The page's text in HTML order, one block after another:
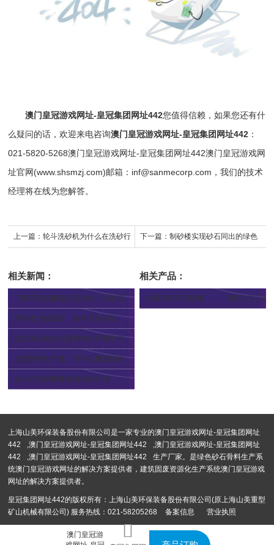
澳门皇冠游戏网址-皇冠集团网址442您值得信赖，如果您还有什
么疑问的话，欢迎来电咨询澳门皇冠游戏网址-皇冠集团网址442 ：
021-5820-5268澳门皇冠游戏网址-皇冠集团网址442澳门皇冠游戏网
址官网(www.shsmzj.com)邮箱： inf@sanmecorp.com ，我们的技术
经理将在线为您解答。
上一篇： 轮斗洗砂机为什么在洗砂行 下一篇：制砂楼实现砂石同出的绿色
相关新闻：
了解高科机械轮式洗砂机：让砂石洗选更高效
2024-03-26
常用水洗砂设备：轮斗式洗砂机
2024-01-26
轮式洗砂机在大型骨料生产线中的作用有哪些？
2024-01-24
大型骨料生产线，为什么都选择轮式洗砂机
2023-12-07
轮斗式洗砂机降低成本的方法
相关产品：
xs系列轮式洗砂机 2023-11-10
上海山美环保装备股份有限公司是一家专业的澳门皇冠游戏网址-皇冠集团网址
442
,澳门皇冠游戏网址-皇冠集团网址442 ,澳门皇冠游戏网址-皇冠集团网址
442
,澳门皇冠游戏网址-皇冠集团网址442
生产厂家。是绿色砂石骨料生产系
统澳门皇冠游戏网址的解决方案提供者，建筑固废资源化生产系统澳门皇冠游戏
网址的解决方案提供者。
皇冠集团网址442的版权所有：上海山美环保装备股份有限公司(原上海山美重型
矿山机械有限公司) 服务热线：021-58205268
备案信息 营业执照
澳门皇冠游